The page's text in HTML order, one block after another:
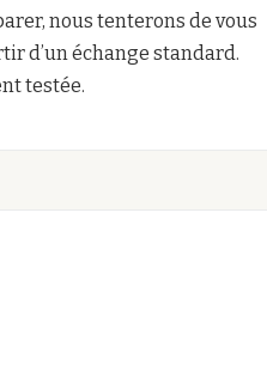
nous tenterons de vous
d’un échange standard.
testée.